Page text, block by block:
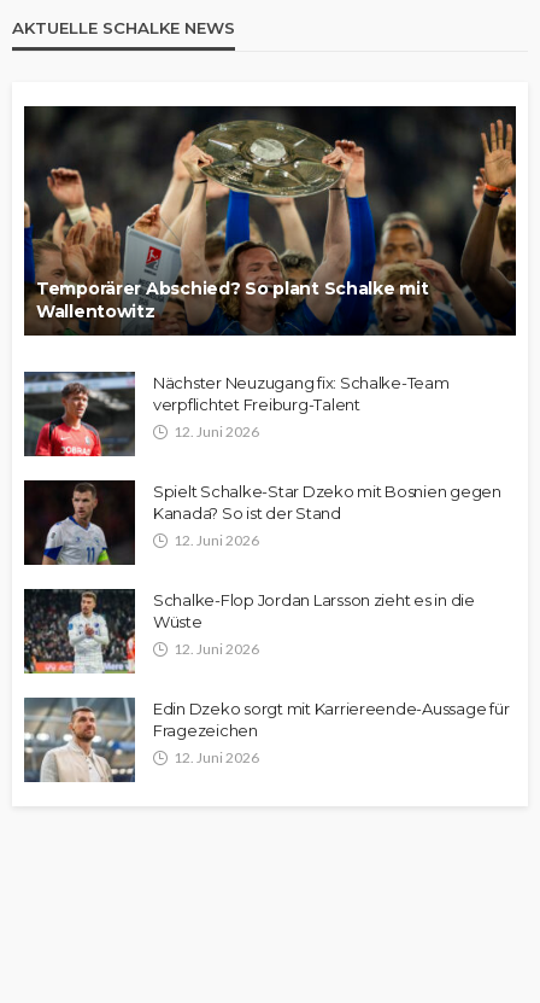
AKTUELLE SCHALKE NEWS
Temporärer Abschied? So plant Schalke mit
Wallentowitz
Nächster Neuzugang fix: Schalke-Team
verpflichtet Freiburg-Talent
12. Juni 2026
Spielt Schalke-Star Dzeko mit Bosnien gegen
Kanada? So ist der Stand
12. Juni 2026
Schalke-Flop Jordan Larsson zieht es in die
Wüste
12. Juni 2026
Edin Dzeko sorgt mit Karriereende-Aussage für
Fragezeichen
12. Juni 2026